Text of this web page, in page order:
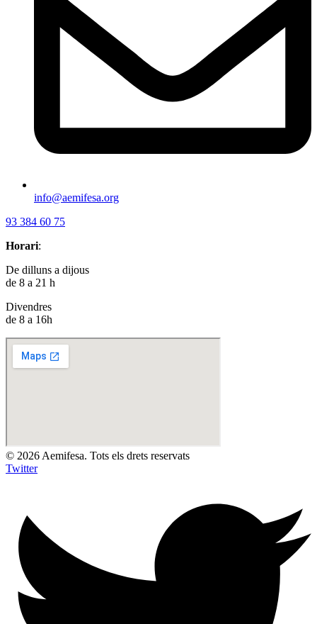
info@aemifesa.org
93 384 60 75
Horari:
De dilluns a dijous
de 8 a 21 h
Divendres
de 8 a 16h
© 2026 Aemifesa. Tots els drets reservats
Twitter